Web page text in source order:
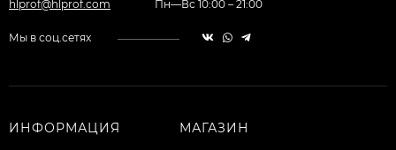
hlprof@hlprof.com Пн—Вс 10:00 – 21:00
Мы в соц.сетях
ИНФОРМАЦИЯ МАГАЗИН